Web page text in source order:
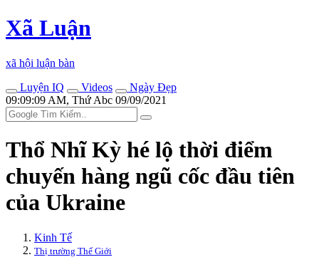
Xã Luận
xã hội luận bàn
Luyện IQ
Videos
Ngày Đẹp
09:09:09 AM, Thứ Abc 09/09/2021
Thổ Nhĩ Kỳ hé lộ thời điểm
chuyến hàng ngũ cốc đầu tiên
của Ukraine
Kinh Tế
Thị trường Thế Giới